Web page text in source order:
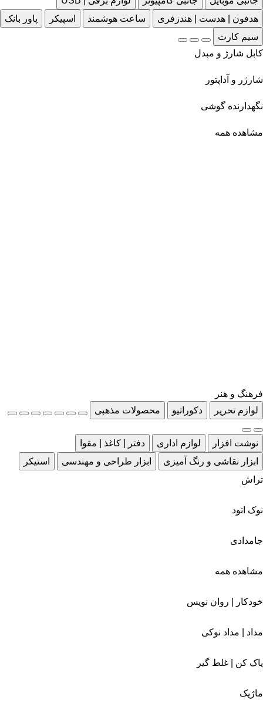
هدفون | هدست | هندزفری
ساعت هوشمند اسپیکر
پاور بانک
سیم کارت
کابل شارژ و مبدل
شارژر و آداپتور
نگهدارنده گوشی
مشاهده همه
فرهنگ و هنر
لوازم تحریر
دکوراتیو محصولات مذهبی
نوشت افزار لوازم اداری
دفتر | کاغذ | مقوا
ابزار نقاشی و رنگ آمیزی
ابزار طراحی و مهندسی
استیکر
تراش
نوک اتود
جامدادی
مشاهده همه
خودکار | روان نویس
مداد | مداد نوکی
پاک کن | غلط گیر
ماژیک